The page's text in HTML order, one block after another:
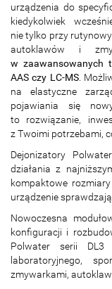
urządzenia do
kiedykolwiek
nie tylko przy
autoklawów i
w zaawansowanych
AAS czy LC-MS.
na elastyczne
pojawiania się
to rozwiązanie,
z Twoimi potrzebami,
Dejonizatory
działania z
kompaktowe
urządzenie
Nowoczesna
konfiguracji i
Polwater serii DL3
laboratoryjnego,
zmywarkami,